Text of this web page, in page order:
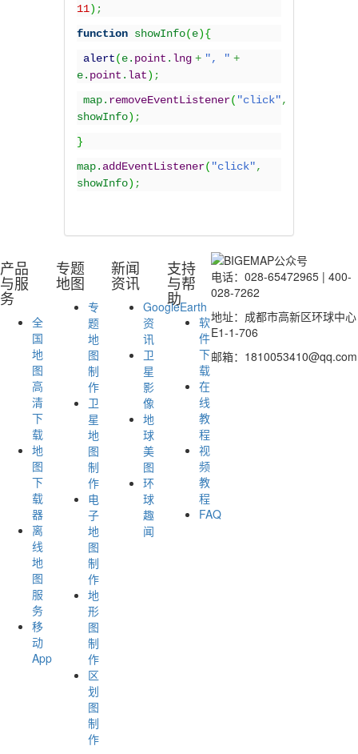
11) ;
functionshowInfo(e){
alert(e. point . lng + ", " +
e. point . lat) ;
map. removeEventListener( "click",
showInfo) ;
}
map. addEventListener( "click",
showInfo) ;
产品
与服
务
全
国
地
图
高
清
下
载
地
图
下
载
器
离
线
地
图
服
务
移
动
App
专题
地图
专
题
地
图
制
作
卫
星
地
图
制
作
电
子
地
图
制
作
地
形
图
制
作
区
划
图
制
作
新闻
资讯
GoogleEarth
资
讯
卫
星
影
像
地
球
美
图
环
球
趣
闻
支持
与帮
助
软
件
下
载
在
线
教
程
视
频
教
程
FAQ
电话：028-65472965 | 400-
028-7262
地址：成都市高新区环球中心
E1-1-706
邮箱：1810053410@qq.com